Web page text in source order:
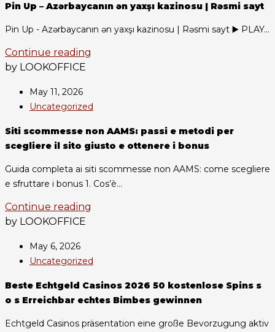
Pin Up – Azərbaycanın ən yaxşı kazinosu | Rəsmi sayt
Pin Up - Azərbaycanın ən yaxşı kazinosu | Rəsmi sayt ▶️ PLAY...
Continue reading
by LOOKOFFICE
May 11, 2026
Uncategorized
Siti scommesse non AAMS: passi e metodi per
scegliere il sito giusto e ottenere i bonus
Guida completa ai siti scommesse non AAMS: come scegliere
e sfruttare i bonus 1. Cos’è...
Continue reading
by LOOKOFFICE
May 6, 2026
Uncategorized
Beste Echtgeld Casinos 2026 50 kostenlose Spins s
o s Erreichbar echtes Bimbes gewinnen
Echtgeld Casinos präsentation eine große Bevorzugung aktiv